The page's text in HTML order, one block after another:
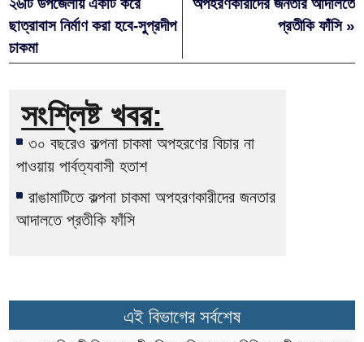
২৬টি উপজেলায় একটি করে
ছাত্রাবাস নির্মাণ করা হবে-সুপ্রদীপ
চাকমা
অপহরণকারীদের জনতার আদালতে
প্রতীকি ফাঁসি »
সংশ্লিষ্ট খবর:
৩০ বছরেও কল্পনা চাকমা অপহরণের বিচার না
পাওয়ায় পার্বত্যবাসী হতাশ
রাঙামাটিতে কল্পনা চাকমা অপহরণকারীদের জনতার
আদালতে প্রতীকি ফাঁসি
এই বিভাগের সর্বশেষ